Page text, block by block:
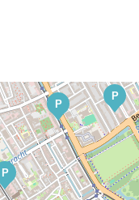
P
P
P